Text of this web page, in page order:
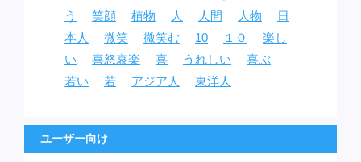
う
笑顔 植物 人 人間 人物
日
本人
微笑 微笑む 10 １０
楽し
い
喜怒哀楽 喜 うれしい
喜ぶ
若い
若 アジア人 東洋人
ユーザー向け